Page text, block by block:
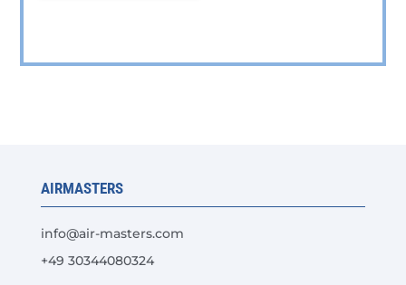
können
der
Produktseite
AIRMASTERS
info@air-masters.com
+49 30344080324